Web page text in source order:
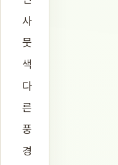
사
뭇
색
다
른
풍
경